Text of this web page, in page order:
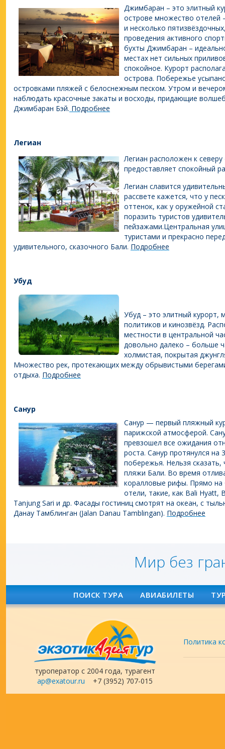
Джимбаран – это элитный
острове множество отелей
и несколько
проведения активного
бухты Джимбаран –
местах нет сильных
спокойное. Курорт
острова. Побережье
островками пляжей с белоснежным песком. Утром и
наблюдать красочные закаты и восходы, придающие
Джимбаран Бэй. Подробнее
Легиан
Легиан расположен к
предоставляет спокойный
Легиан славится
рассвете кажется, что у
оттенок, как у оружейной
поразить туристов
пейзажами.Центральная
туристами и прекрасно
удивительного, сказочного Бали. Подробнее
Убуд
Убуд – это элитный курорт,
политиков и кинозвёзд.
местности в центральной
довольно далеко – больше
холмистая, покрытая
Множество рек, протекающих между обрывистыми
отдыха. Подробнее
Санур
Санур — первый пляжный
парижской атмосферой.
превзошел все ожидания
роста. Санур протянулся на
побережья. Нельзя
пляжи Бали. Во время
коралловые рифы. Прямо на
отели, такие, как Bali Hyatt,
Tanjung Sari и др. Фасады гостиниц смотрят на океан, с
Данау Тамблинган (Jalan Danau Tamblingan). Подробнее
Мир без
ПОИСК ТУРА АВИАБИЛЕТЫ
туроператор с 2004 года, турагент
ap@exatour.ru +7 (3952) 707-015
Политика